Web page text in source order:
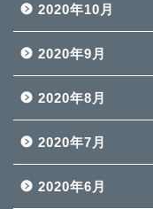
2020年10月
2020年9月
2020年8月
2020年7月
2020年6月